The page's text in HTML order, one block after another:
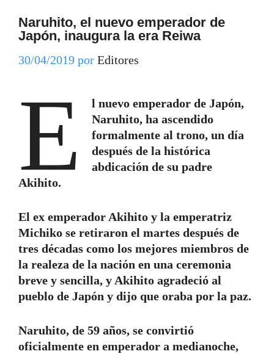
Naruhito, el nuevo emperador de
Japón, inaugura la era Reiwa
30/04/2019 por Editores
E
l nuevo emperador de Japón,
Naruhito, ha ascendido
formalmente al trono, un día
después de la histórica
abdicación de su padre
Akihito.
El ex emperador Akihito y la emperatriz
Michiko se retiraron el martes después de
tres décadas como los mejores miembros de
la realeza de la nación en una ceremonia
breve y sencilla, y Akihito agradeció al
pueblo de Japón y dijo que oraba por la paz.
Naruhito, de 59 años, se convirtió
oficialmente en emperador a medianoche,